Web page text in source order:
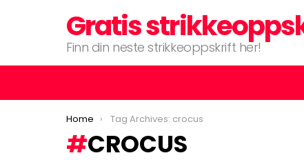
Gratis
Finn din neste strikkeoppskrift her!
You are here:
Home Tag Archives: crocus
CROCUS